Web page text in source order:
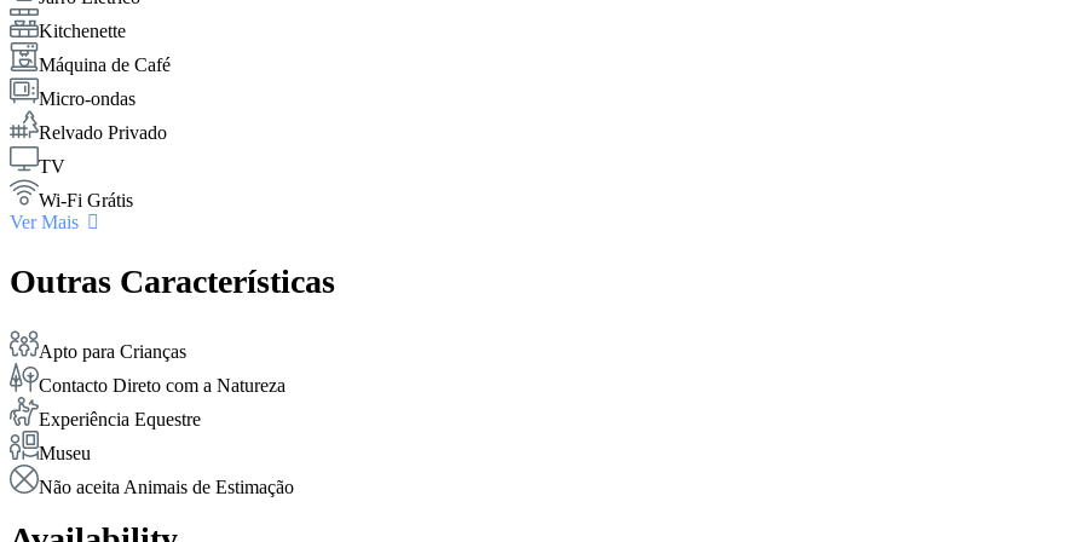
Kitchenette
Máquina de Café
Micro-ondas
Relvado Privado
TV
Wi-Fi Grátis
Ver Mais
Outras Características
Apto para Crianças
Contacto Direto com a Natureza
Experiência Equestre
Museu
Não aceita Animais de Estimação